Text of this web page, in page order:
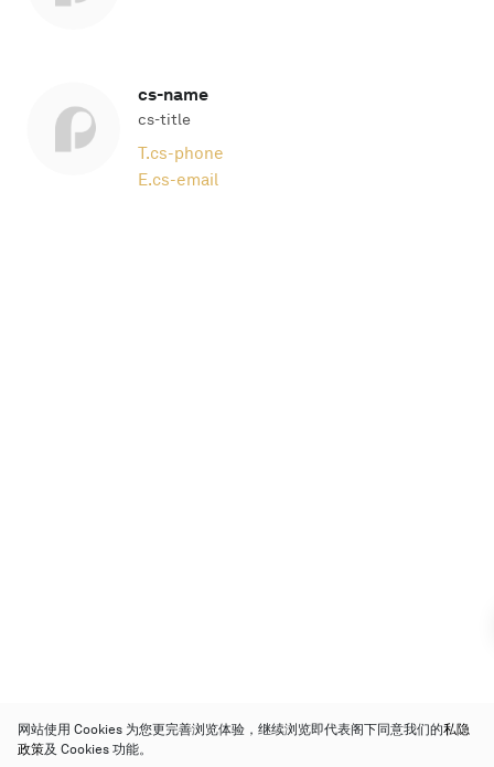
cs-name
cs-title
T.cs-phone
E.cs-email
网站使用 Cookies 为您更完善浏览体验，继续浏览即代表阁下同意我们的私隐
政策及 Cookies 功能。